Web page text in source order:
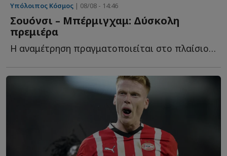
Υπόλοιπος Κόσμος | 08/08 - 14:46
Σουόνσι – Μπέρμιγχαμ: Δύσκολη
πρεμιέρα
Η αναμέτρηση πραγματοποιείται στο πλαίσιο του EFL Cup κ...